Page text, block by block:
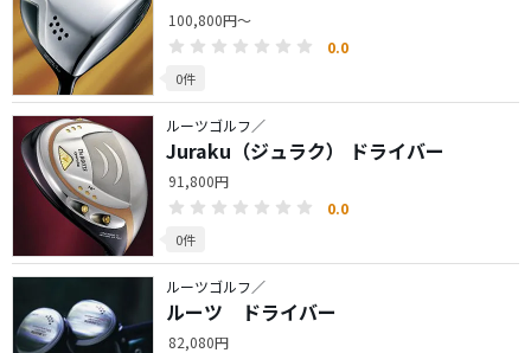
100,800円～
0.0
0件
ルーツゴルフ／
Juraku（ジュラク） ドライバー
91,800円
0.0
0件
ルーツゴルフ／
ルーツ ドライバー
82,080円